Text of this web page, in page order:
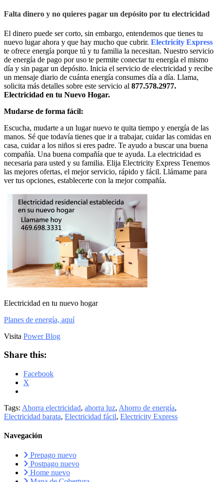
Falta dinero y no quieres pagar un depósito por tu electricidad
El dinero puede ser corto, sin embargo, entendemos que tienes tu
nuevo lugar ahora y que hay mucho que cubrir. Electricity Express
te ofrece energía porque tú y tu familia la necesitan. Nuestro servicio
de energía de pago por uso te permite conectar tu energía el mismo
día y sin pagar un depósito. Inicia el servicio de electricidad y recibe
un mensaje diario de cuánta energía consumes día a día. Llama,
solicita más detalles sobre este servicio al 877.578.2977.
Electricidad en tu Nuevo Hogar.
Mudarse de forma fácil:
Escucha, mudarte a un lugar nuevo te quita tiempo y energía de las
manos. Sé que todavía tienes que ir a trabajar, cuidar las comidas en
casa, cuidar a los niños si eres padre. Te ayudo a buscar una buena
compañía. Una buena compañía que te ayuda. La electricidad es
necesaria para usted y su familia. Elija Electricity Express Tenemos
las mejores ofertas, el mejor servicio, rápido y fácil. Llámame para
ver tus opciones, establecerte con la mejor compañía.
Electricidad en tu nuevo hogar
Planes de energía, aquí
Visita Power Blog
Share this:
Facebook
X
Tags: Ahorra electricidad, ahorra luz, Ahorro de energía,
Electricidad barata, Electricidad fácil, Electricity Express
Navegación
Prepago nuevo
Postpago nuevo
Home nuevo